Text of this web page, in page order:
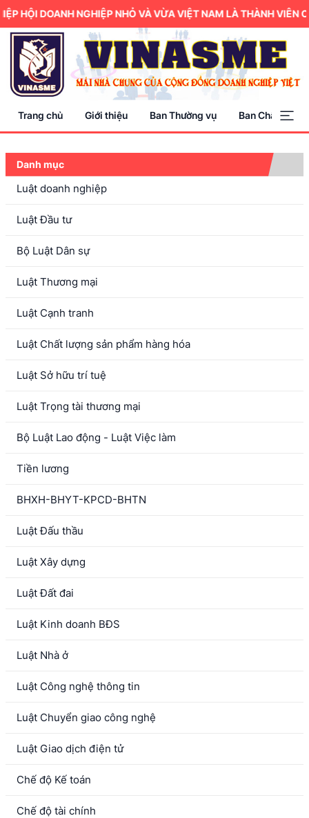
HỘI DOANH NGHIỆP NHỎ VÀ VỪA VIỆT NAM LÀ THÀNH VIÊN
Trang chủ Giới thiệu Ban Thường vụ Ban Chấp hành
Danh mục
Luật doanh nghiệp
Luật Đầu tư
Bộ Luật Dân sự
Luật Thương mại
Luật Cạnh tranh
Luật Chất lượng sản phẩm hàng hóa
Luật Sở hữu trí tuệ
Luật Trọng tài thương mại
Bộ Luật Lao động - Luật Việc làm
Tiền lương
BHXH-BHYT-KPCD-BHTN
Luật Đấu thầu
Luật Xây dựng
Luật Đất đai
Luật Kinh doanh BĐS
Luật Nhà ở
Luật Công nghệ thông tin
Luật Chuyển giao công nghệ
Luật Giao dịch điện tử
Chế độ Kế toán
Chế độ tài chính